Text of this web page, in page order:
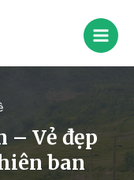
– Vẻ đẹp
ban